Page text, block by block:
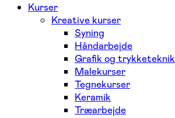
Kurser
Kreative kurser
Syning
Håndarbejde
Grafik og trykketeknik
Malekurser
Tegnekurser
Keramik
Træarbejde